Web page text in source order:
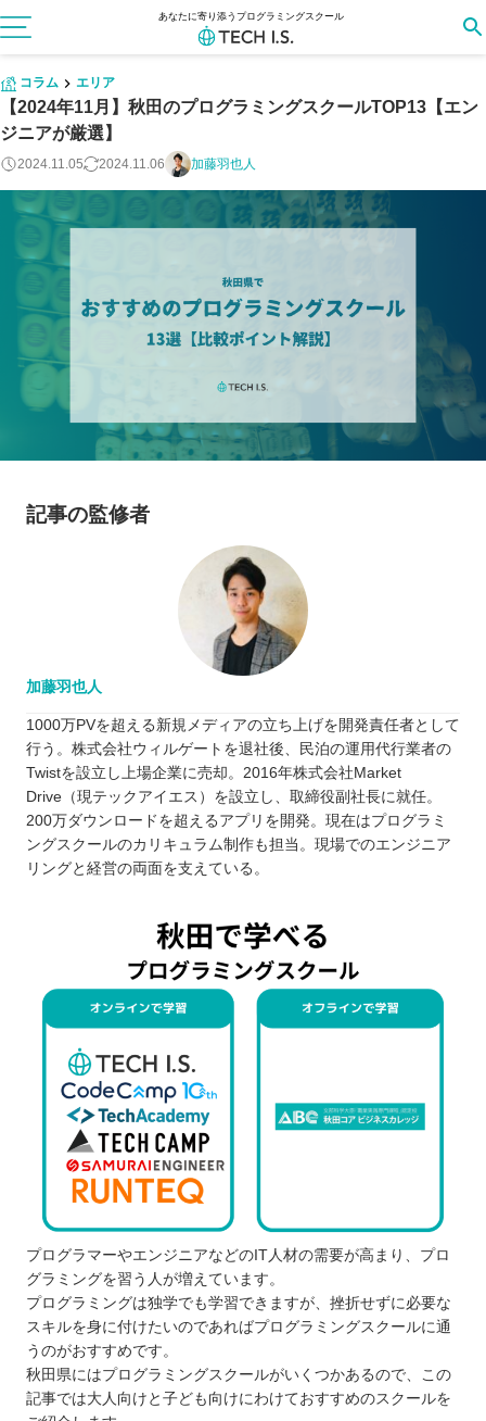
あなたに寄り添うプログラミングスクール
コラム エリア
【2024年11月】秋田のプログラミングスクールTOP13【エン
ジニアが厳選】
2024.11.05 2024.11.06 加藤羽也人
記事の監修者
加藤羽也人
1000万PVを超える新規メディアの立ち上げを開発責任者として
行う。株式会社ウィルゲートを退社後、民泊の運用代行業者の
Twistを設立し上場企業に売却。2016年株式会社Market
Drive（現テックアイエス）を設立し、取締役副社長に就任。
200万ダウンロードを超えるアプリを開発。現在はプログラミ
ングスクールのカリキュラム制作も担当。現場でのエンジニア
リングと経営の両面を支えている。
プログラマーやエンジニアなどのIT人材の需要が高まり、プロ
グラミングを習う人が増えています。
プログラミングは独学でも学習できますが、挫折せずに必要な
スキルを身に付けたいのであればプログラミングスクールに通
うのがおすすめです。
秋田県にはプログラミングスクールがいくつかあるので、この
記事では大人向けと子ども向けにわけておすすめのスクールを